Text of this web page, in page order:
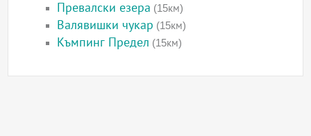
Превалски езера (15км)
Валявишки чукар (15км)
Къмпинг Предел (15км)